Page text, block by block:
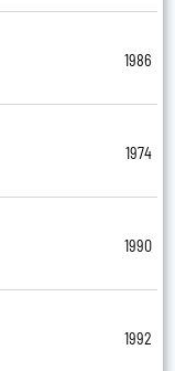
1986
1974
1990
1992